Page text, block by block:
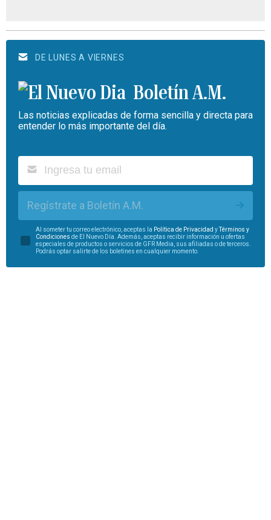
DE LUNES A VIERNES
Boletín A.M.
Las noticias explicadas de forma sencilla y directa para
entender lo más importante del día.
Regístrate a Boletín A.M.
Al someter tu correo electrónico, aceptas la Política de Privacidad yTérminos y
Condiciones de El Nuevo Día. Además, aceptas recibir información u ofertas
especiales de productos o servicios de GFR Media, sus afiliadas o de terceros.
Podrás optar salirte de los boletines en cualquier momento.